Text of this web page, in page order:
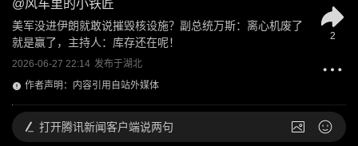
@风车里的小铁匠
美军没进伊朗就敢说摧毁核设施？副总统万斯：离心机废了
就是赢了，主持人：库存还在呢！
2026-06-27 22:14 发布于湖北
作者声明：内容引用自站外媒体
2
打开腾讯新闻客户端说两句